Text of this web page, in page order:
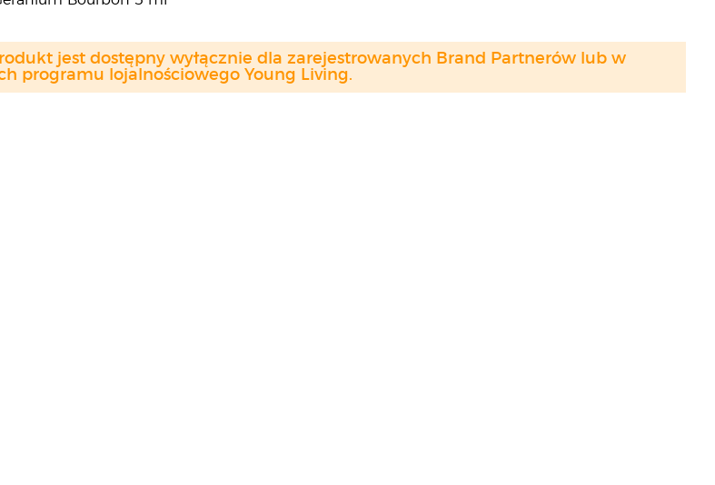
jest dostępny wyłącznie dla zarejestrowanych Brand Partnerów lub w
programu lojalnościowego Young Living.